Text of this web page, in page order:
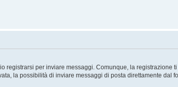
registrarsi per inviare messaggi. Comunque, la registrazione
la possibilità di inviare messaggi di posta direttamente dal